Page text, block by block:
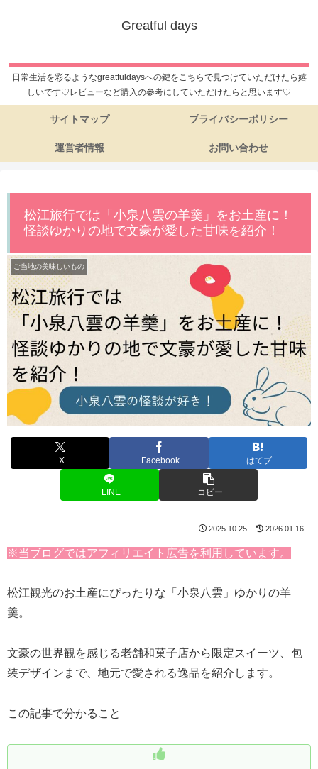
Greatful days
日常生活を彩るようなgreatfuldaysへの鍵をこちらで見つけていただけたら嬉
しいです♡レビューなど購入の参考にしていただけたらと思います♡
サイトマップ プライバシーポリシー
運営者情報 お問い合わせ
松江旅行では「小泉八雲の羊羹」をお土産に！
怪談ゆかりの地で文豪が愛した甘味を紹介！
ご当地の美味しいもの
X Facebook はてブ
LINE コピー
2025.10.25 2026.01.16
※当ブログではアフィリエイト広告を利用しています。
松江観光のお土産にぴったりな「小泉八雲」ゆかりの羊
羹。
文豪の世界観を感じる老舗和菓子店から限定スイーツ、包
装デザインまで、地元で愛される逸品を紹介します。
この記事で分かること